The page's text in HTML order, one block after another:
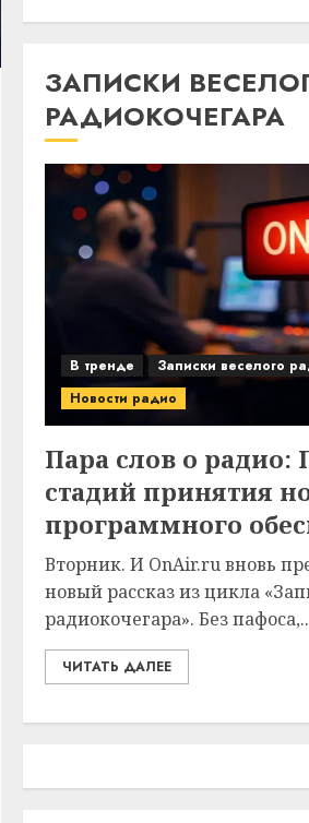
ЗАПИСКИ
РАДИОКОЧЕГАРА
В тренде
Записки веселого
Новости радио
Пара слов о радио:
стадий принятия
программного
Вторник. И OnAir.ru вновь
новый рассказ из цикла
радиокочегара». Без
ЧИТАТЬ ДАЛЕЕ